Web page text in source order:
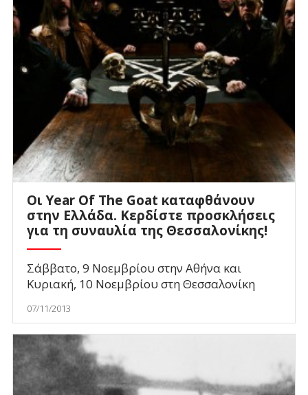
Οι Year Of The Goat καταφθάνουν
στην Ελλάδα. Κερδίστε προσκλήσεις
για τη συναυλία της Θεσσαλονίκης!
Σάββατο, 9 Νοεμβρίου στην Αθήνα και
Κυριακή, 10 Νοεμβρίου στη Θεσσαλονίκη
07/11/2013